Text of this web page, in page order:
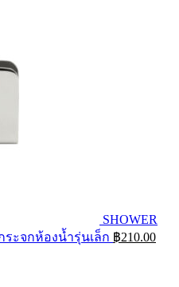
SHOWER
ระจกห้องน้ำรุ่นเล็ก ฿210.00